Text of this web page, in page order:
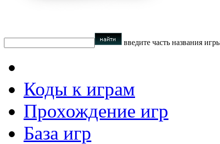
введите часть названия
Коды к играм
Прохождение игр
База игр